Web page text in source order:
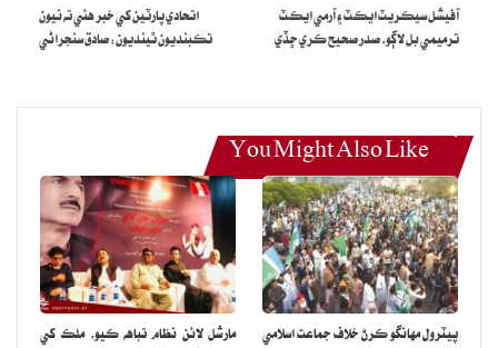
آفيشل سيڪريٽ ايڪٽ ۽ آرمي ايڪٽ
ترميمي بل لاڳو، صدر صحيح ڪري ڇڏي
اتحادي پارٽين کي خبر هئي ته نيون
تڪبنديون ٿينديون: صادق سنجراڻي
You Might Also Like
پيٽرول مهانگو ڪرڻ خلاف جماعت اسلامي
مارشل لائن نظام تباهه ڪيو، ملڪ کي